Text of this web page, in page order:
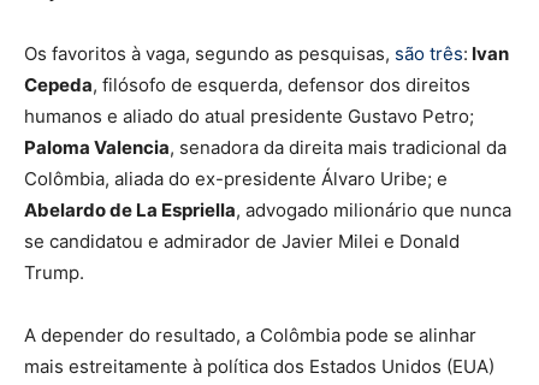
Os favoritos à vaga, segundo as pesquisas, são três: Ivan
Cepeda, filósofo de esquerda, defensor dos direitos
humanos e aliado do atual presidente Gustavo Petro;
Paloma Valencia, senadora da direita mais tradicional da
Colômbia, aliada do ex-presidente Álvaro Uribe; e
Abelardo de La Espriella, advogado milionário que nunca
se candidatou e admirador de Javier Milei e Donald
Trump.
A depender do resultado, a Colômbia pode se alinhar
mais estreitamente à política dos Estados Unidos (EUA)